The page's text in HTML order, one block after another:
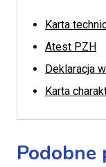
Karta
Atest PZH
Deklaracja
Karta